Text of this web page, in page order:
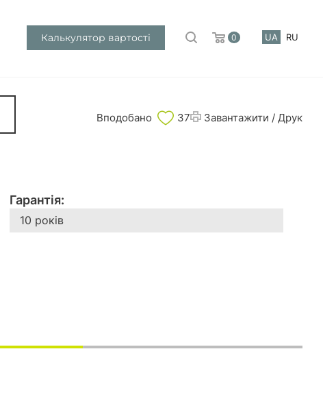
UA RU
0
Калькулятор вартості
Вподобано 37 Завантажити / Друк
Гарантія:
10 років